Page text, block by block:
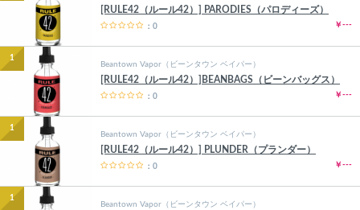
[RULE42（ルール42）] PARODIES（パロディーズ）
：0 ￥---
1
Beantown Vapor（ビーンタウン ベイパー）
[RULE42（ルール42）]BEANBAGS（ビーンバッグス）
：0 ￥---
1
Beantown Vapor（ビーンタウン ベイパー）
[RULE42（ルール42）] PLUNDER（プランダー）
：0 ￥---
1
Beantown Vapor（ビーンタウン ベイパー）